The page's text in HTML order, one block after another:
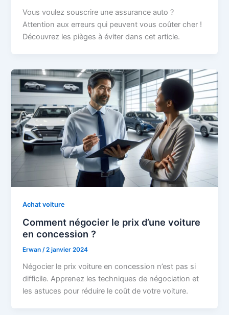
Vous voulez souscrire une assurance auto ?
Attention aux erreurs qui peuvent vous coûter cher !
Découvrez les pièges à éviter dans cet article.
Achat voiture
Comment négocier le prix d’une voiture
en concession ?
Erwan/2 janvier 2024
Négocier le prix voiture en concession n’est pas si
difficile. Apprenez les techniques de négociation et
les astuces pour réduire le coût de votre voiture.